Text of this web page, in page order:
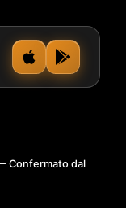
Confermato dal